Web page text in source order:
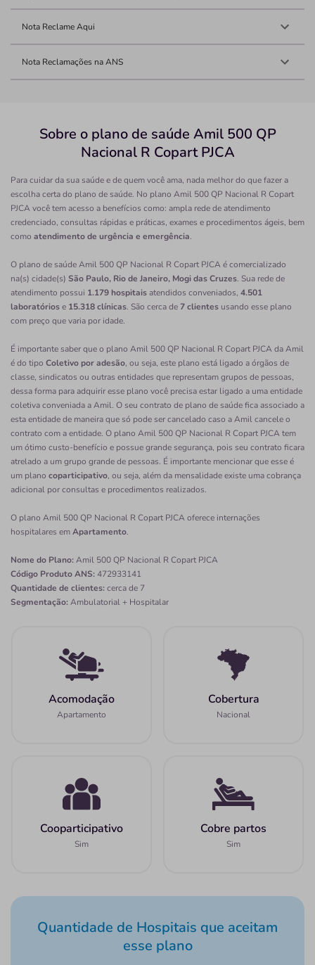
Nota Reclame Aqui
Nota Reclamações na ANS
Sobre o plano de saúde Amil 500 QP
Nacional R Copart PJCA
Para cuidar da sua saúde e de quem você ama, nada melhor do que fazer a
escolha certa do plano de saúde. No plano Amil 500 QP Nacional R Copart
PJCA você tem acesso a benefícios como: ampla rede de atendimento
credenciado, consultas rápidas e práticas, exames e procedimentos ágeis, bem
como atendimento de urgência e emergência.
O plano de saúde Amil 500 QP Nacional R Copart PJCA é comercializado
na(s) cidade(s) São Paulo, Rio de Janeiro, Mogi das Cruzes. Sua rede de
atendimento possui 1.179 hospitaisatendidos conveniados, 4.501
laboratóriose 15.318 clínicas. São cerca de7 clientes usando esse plano
com preço que varia por idade.
É importante saber que o plano Amil 500 QP Nacional R Copart PJCA da Amil
é do tipo Coletivo por adesão, ou seja, este plano está ligado a órgãos de
classe, sindicatos ou outras entidades que representam grupos de pessoas,
dessa forma para adquirir esse plano você precisa estar ligado a uma entidade
coletiva conveniada a Amil. O seu contrato de plano de saúde fica associado a
esta entidade de maneira que só pode ser cancelado caso a Amil cancele o
contrato com a entidade. O plano Amil 500 QP Nacional R Copart PJCA tem
um ótimo custo-benefício e possue grande segurança, pois seu contrato ficara
atrelado a um grupo grande de pessoas. É importante mencionar que esse é
um plano coparticipativo, ou seja, além da mensalidade existe uma cobrança
adicional por consultas e procedimentos realizados.
O plano Amil 500 QP Nacional R Copart PJCA oferece internações
hospitalares emApartamento.
Nome do Plano:Amil 500 QP Nacional R Copart PJCA
Código Produto ANS:472933141
Quantidade de clientes:cerca de 7
Segmentação:Ambulatorial + Hospitalar
Acomodação
Apartamento
Cobertura
Nacional
Cooparticipativo
Sim
Cobre partos
Sim
Quantidade de Hospitais que aceitam
esse plano